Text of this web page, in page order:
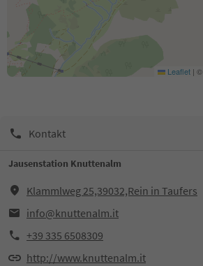
Leaflet | ©
Kontakt
Jausenstation Knuttenalm
Klammlweg 25,39032,Rein in Taufers
info@knuttenalm.it
+39 335 6508309
http://www.knuttenalm.it